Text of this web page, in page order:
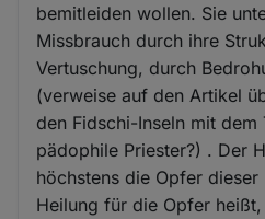
bemitleiden wollen. Sie
Missbrauch durch ihre
Vertuschung, durch
(verweise auf den Artikel
den Fidschi-Inseln mit
pädophile Priester?) . Der
höchstens die Opfer
Heilung für die Opfer